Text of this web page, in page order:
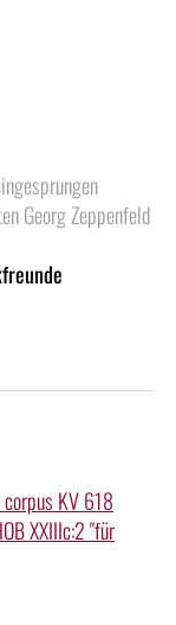
Georg Zeppenfeld
KV 618
XXIIIc:2 "für